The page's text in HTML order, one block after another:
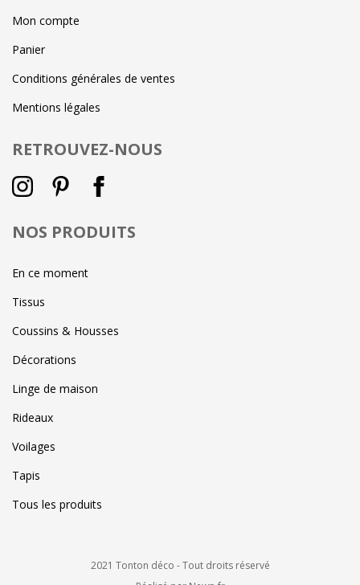
Mon compte
Panier
Conditions générales de ventes
Mentions légales
RETROUVEZ-NOUS
NOS PRODUITS
En ce moment
Tissus
Coussins & Housses
Décorations
Linge de maison
Rideaux
Voilages
Tapis
Tous les produits
2021 Tonton déco - Tout droits réservé